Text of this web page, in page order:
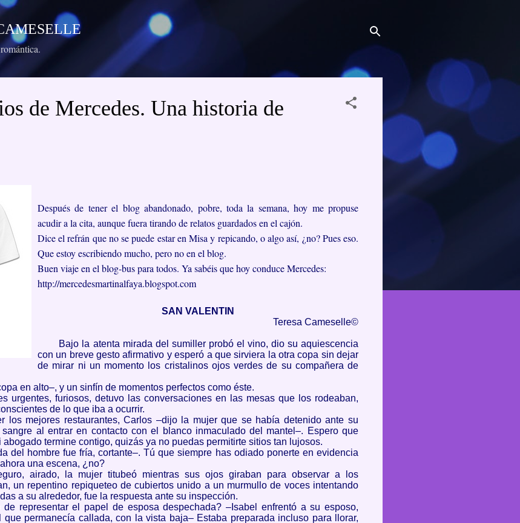
Ir al contenido principal
de Mercedes. Una historia de
Después de tener el blog abandonado, pobre, toda la semana, hoy me propuse
acudir a la cita, aunque fuera tirando de relatos guardados en el cajón.
Dice el refrán que no se puede estar en Misa y repicando, o algo así, ¿no? Pues eso.
Que estoy escribiendo mucho, pero no en el blog.
Buen viaje en el blog-bus para todos. Ya sabéis que hoy conduce Mercedes:
http://mercedesmartinalfaya.blogspot.com
SAN VALENTIN
Teresa Cameselle©
Bajo la atenta mirada del sumiller probó el vino, dio su aquiescencia
con un breve gesto afirmativo y esperó a que sirviera la otra copa sin dejar
de mirar ni un momento los cristalinos ojos verdes de su compañera de
en alto–, y un sinfín de momentos perfectos como éste.
urgentes, furiosos, detuvo las conversaciones en las mesas que los rodeaban,
de lo que iba a ocurrir.
los mejores restaurantes, Carlos –dijo la mujer que se había detenido ante su
al entrar en contacto con el blanco inmaculado del mantel–. Espero que
termine contigo, quizás ya no puedas permitirte sitios tan lujosos.
del hombre fue fría, cortante–. Tú que siempre has odiado ponerte en evidencia
una escena, ¿no?
airado, la mujer titubeó mientras sus ojos giraban para observar a los
un repentino repiqueteo de cubiertos unido a un murmullo de voces intentando
a su alrededor, fue la respuesta ante su inspección.
representar el papel de esposa despechada? –Isabel enfrentó a su esposo,
permanecía callada, con la vista baja– Estaba preparada incluso para llorar,